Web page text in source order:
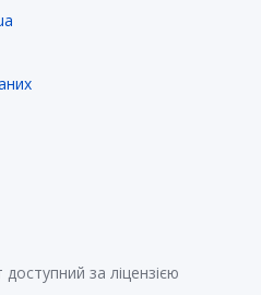
за ліцензією